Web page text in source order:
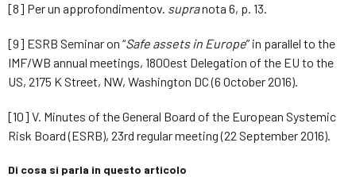
[8] Per un approfondimentov. supranota 6, p. 13.
[9] ESRB Seminar on “Safe assets in Europe” in parallel to the
IMF/WB annual meetings, 1800est Delegation of the EU to the
US, 2175 K Street, NW, Washington DC (6 October 2016).
[10] V. Minutes of the General Board of the European Systemic
Risk Board (ESRB), 23rd regular meeting (22 September 2016).
Di cosa si parla in questo articolo